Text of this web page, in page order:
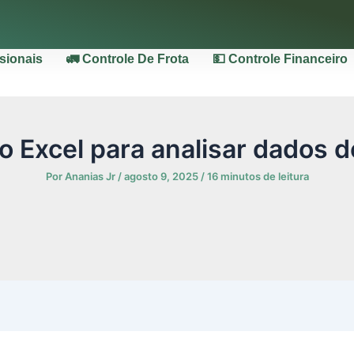
🚛 Controle De Frota 💵 Controle Financeiro
Excel para analisar dados
PorAnanias Jr /agosto 9, 2025 /16 minutos de leitura